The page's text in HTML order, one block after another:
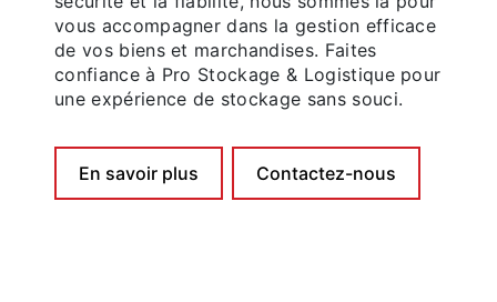
vous accompagner dans la gestion efficace
de vos biens et marchandises. Faites
confiance à Pro Stockage & Logistique pour
une expérience de stockage sans souci.
En savoir plus Contactez-nous